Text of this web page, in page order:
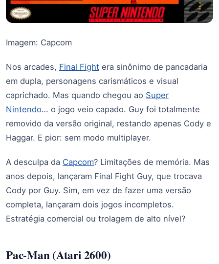
Imagem: Capcom
Nos arcades, Final Fight era sinônimo de pancadaria
em dupla, personagens carismáticos e visual
caprichado. Mas quando chegou ao Super
Nintendo… o jogo veio capado. Guy foi totalmente
removido da versão original, restando apenas Cody e
Haggar. E pior: sem modo multiplayer.
A desculpa da Capcom? Limitações de memória. Mas
anos depois, lançaram Final Fight Guy, que trocava
Cody por Guy. Sim, em vez de fazer uma versão
completa, lançaram dois jogos incompletos.
Estratégia comercial ou trolagem de alto nível?
Pac-Man (Atari 2600)